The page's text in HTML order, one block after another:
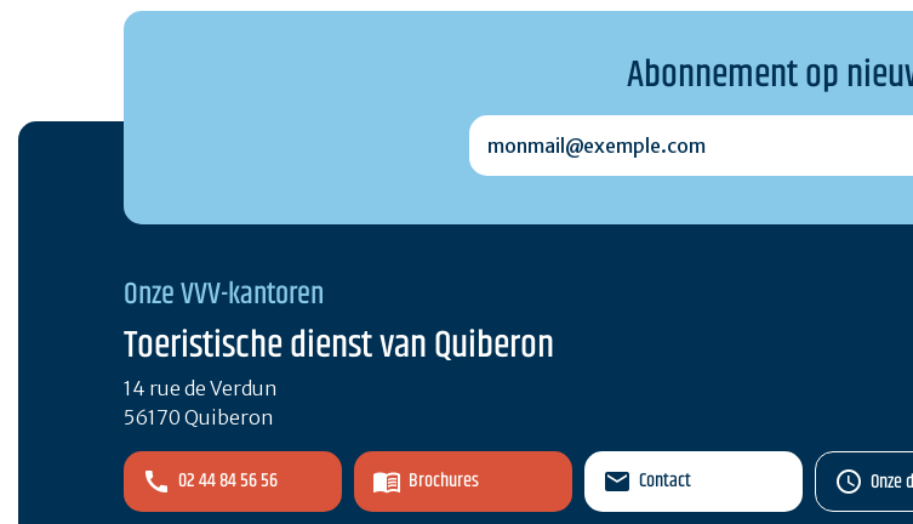
Abonnement op
monmail@exemple.com
Onze VVV-kantoren
Toeristische dienst van Quiberon
14 rue de Verdun
56170 Quiberon
02 44 84 56 56 Brochures Contact Onze